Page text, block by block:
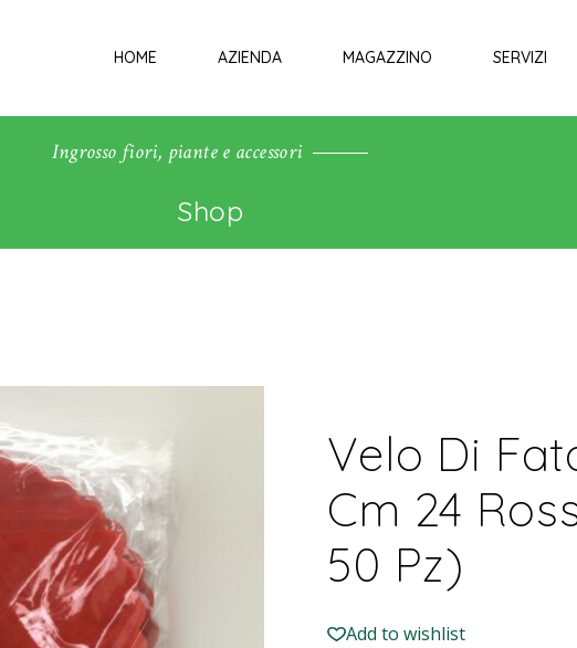
HOME AZIENDA MAGAZZINO SERVIZI
Ingrosso fiori, piante e accessori
Shop
Velo Di
Cm 24
50 Pz)
Add to wishlist